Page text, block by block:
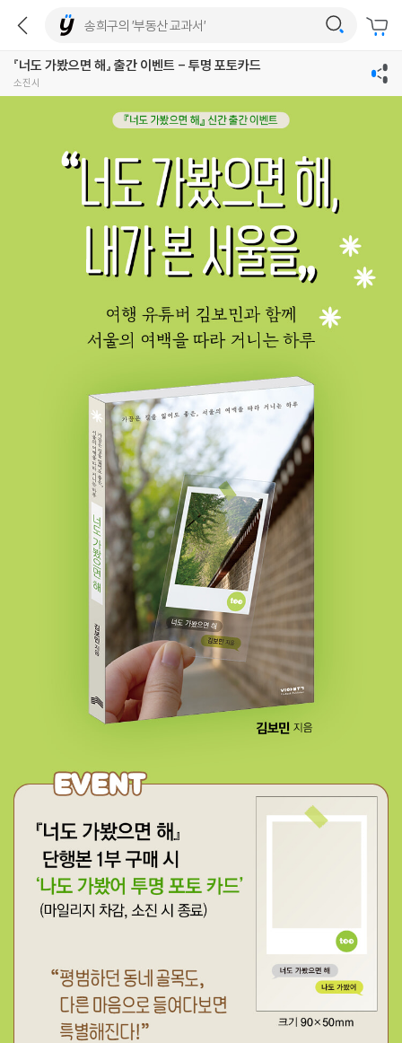
『너도 가봤으면 해』 출간 이벤트 - 투명 포토카드
소진시